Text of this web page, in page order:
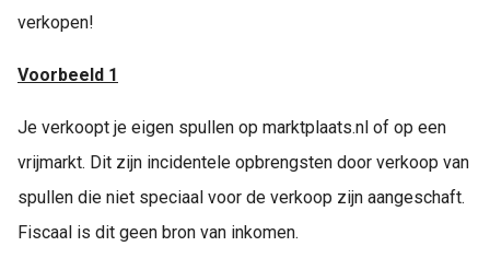
verkopen!
Voorbeeld 1
Je verkoopt je eigen spullen op marktplaats.nl of op een
vrijmarkt. Dit zijn incidentele opbrengsten door verkoop van
spullen die niet speciaal voor de verkoop zijn aangeschaft.
Fiscaal is dit geen bron van inkomen.